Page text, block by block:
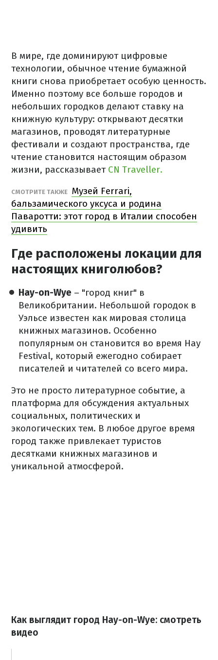
В мире, где доминируют цифровые
технологии, обычное чтение бумажной
книги снова приобретает особую ценность.
Именно поэтому все больше городов и
небольших городков делают ставку на
книжную культуру: открывают десятки
магазинов, проводят литературные
фестивали и создают пространства, где
чтение становится настоящим образом
жизни, рассказывает CN Traveller.
СМОТРИТЕ ТАКЖЕ Музей Ferrari,
бальзамического уксуса и родина
Паваротти: этот город в Италии способен
удивить
Где расположены локации для
настоящих книголюбов?
Hay-on-Wye – "город книг" в
Великобритании. Небольшой городок в
Уэльсе известен как мировая столица
книжных магазинов. Особенно
популярным он становится во время Hay
Festival, который ежегодно собирает
писателей и читателей со всего мира.
Это не просто литературное событие, а
платформа для обсуждения актуальных
социальных, политических и
экологических тем. В любое другое время
город также привлекает туристов
десятками книжных магазинов и
уникальной атмосферой.
Как выглядит город Hay-on-Wye: смотреть
видео